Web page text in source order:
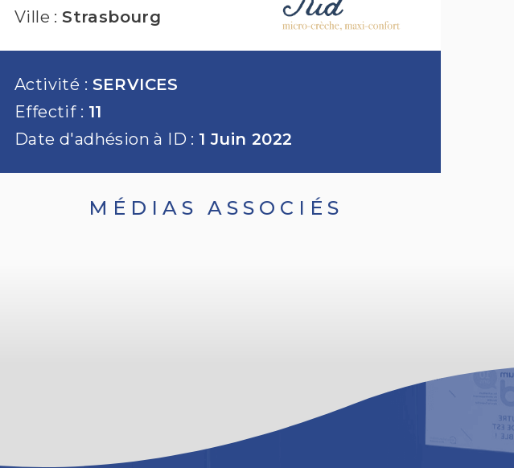
Ville : Strasbourg
Activité : SERVICES
Effectif : 11
Date d'adhésion à ID : 1 Juin 2022
MÉDIAS ASSOCIÉS